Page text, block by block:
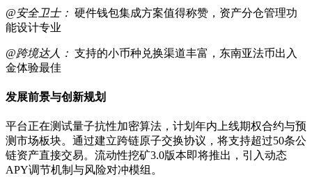
@安全卫士： 硬件钱包集成方案值得称赞，资产分仓管理功
能设计专业
@跨境达人： 支持的小币种兑换渠道丰富，东南亚法币出入
金体验最佳
发展前景与创新规划
平台正在测试量子抗性加密算法，计划年内上线期权合约与预
测市场板块。通过建立跨链原子交换协议，将支持超过50条公
链资产直接交易。流动性挖矿3.0版本即将推出，引入动态
APY调节机制与风险对冲模组。